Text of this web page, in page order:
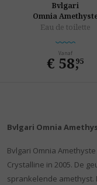
Bvlgari
Omnia
Eau de toilette
Vanaf
€ 58,
95
Bvlgari Omnia
Bvlgari Omnia
Crystalline in 2005. De
sprankelende amethyst.